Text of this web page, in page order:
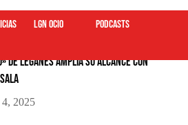
LGN ocio podcasts
de Leganés amplía su alcance con
2025